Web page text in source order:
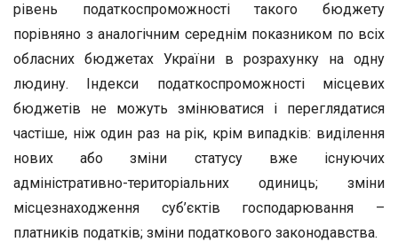
рівень податкоспроможності такого бюджету
порівняно з аналогічним середнім показником по всіх
обласних бюджетах України в розрахунку на одну
людину. Індекси податкоспроможності місцевих
бюджетів не можуть змінюватися і переглядатися
частіше, ніж один раз на рік, крім випадків: виділення
нових або зміни статусу вже існуючих
адміністративно-територіальних одиниць; зміни
місцезнаходження суб’єктів господарювання –
платників податків; зміни податкового законодавства.